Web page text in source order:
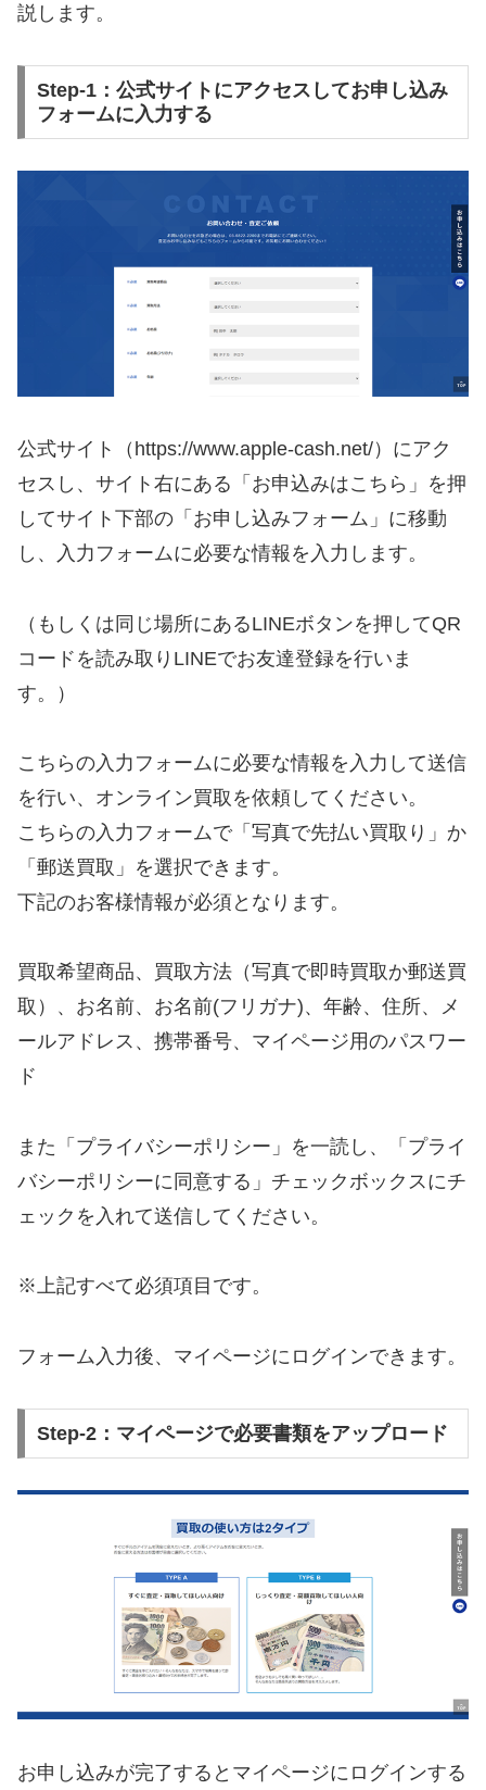
説します。
Step-1：公式サイトにアクセスしてお申し込み
フォームに入力する
公式サイト（https://www.apple-cash.net/）にアク
セスし、サイト右にある「お申込みはこちら」を押
してサイト下部の「お申し込みフォーム」に移動
し、入力フォームに必要な情報を入力します。
（もしくは同じ場所にあるLINEボタンを押してQR
コードを読み取りLINEでお友達登録を行いま
す。）
こちらの入力フォームに必要な情報を入力して送信
を行い、オンライン買取を依頼してください。
こちらの入力フォームで「写真で先払い買取り」か
「郵送買取」を選択できます。
下記のお客様情報が必須となります。
買取希望商品、買取方法（写真で即時買取か郵送買
取）、お名前、お名前(フリガナ)、年齢、住所、メ
ールアドレス、携帯番号、マイページ用のパスワー
ド
また「プライバシーポリシー」を一読し、「プライ
バシーポリシーに同意する」チェックボックスにチ
ェックを入れて送信してください。
※上記すべて必須項目です。
フォーム入力後、マイページにログインできます。
Step-2：マイページで必要書類をアップロード
お申し込みが完了するとマイページにログインする